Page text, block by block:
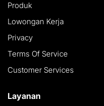
Produk
Lowongan Kerja
Privacy
Terms Of Service
Customer Services
Layanan